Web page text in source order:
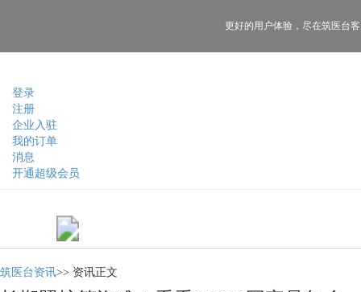
登录
注册
企业入驻
我的订单
消息
开通超级会员
更好的用户体验， 尽在筑医台
筑医台资讯>> 资讯正文